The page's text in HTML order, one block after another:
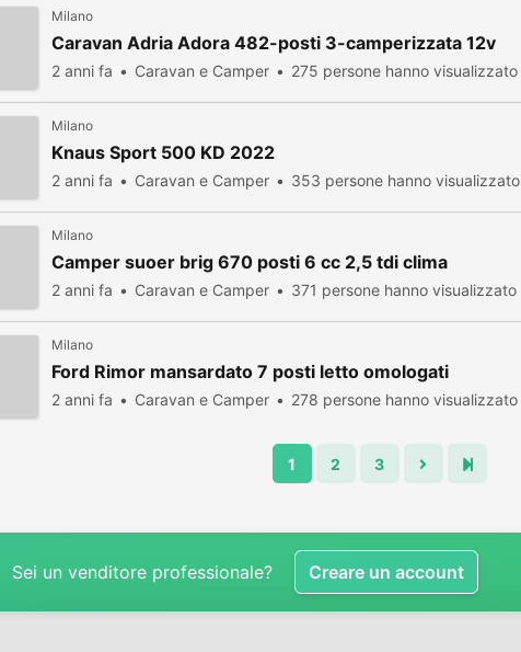
Milano
Caravan Adria Adora 482-posti 3-camperizzata 12v
2 anni fa Caravan e Camper 275 persone hanno visualizzato
Milano
Knaus Sport 500 KD 2022
2 anni fa Caravan e Camper 353 persone hanno visualizzato
Milano
Camper suoer brig 670 posti 6 cc 2,5 tdi clima
2 anni fa Caravan e Camper 371 persone hanno visualizzato
Milano
Ford Rimor mansardato 7 posti letto omologati
2 anni fa Caravan e Camper 278 persone hanno visualizzato
1 2 3
Sei un venditore professionale? Creare un account